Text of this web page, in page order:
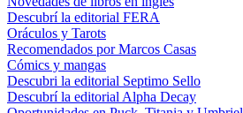
Descubrí la editorial FERA
Oráculos y Tarots
Recomendados por Marcos Casas
Cómics y mangas
Descubri la editorial Septimo Sello
Descubrí la editorial Alpha Decay